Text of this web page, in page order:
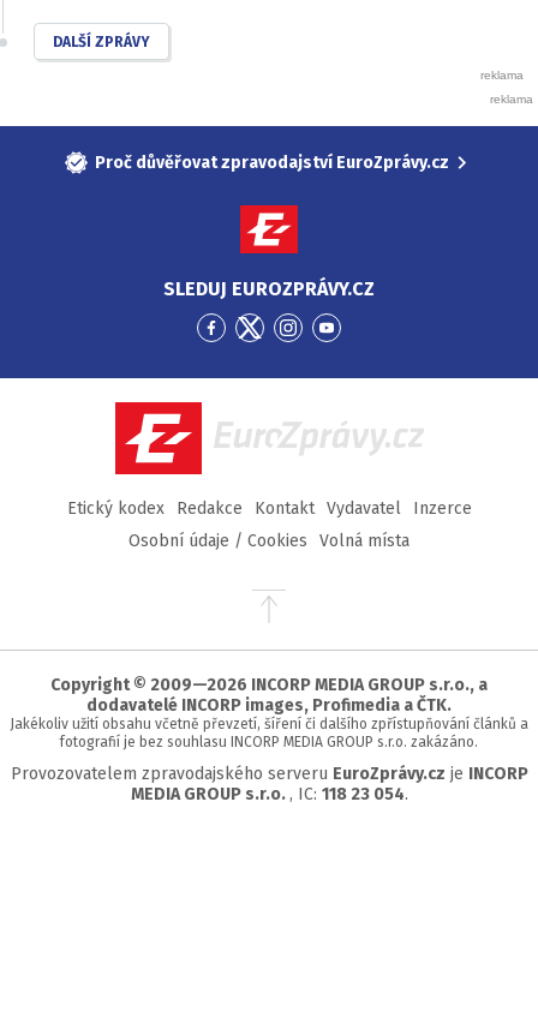
DALŠÍ ZPRÁVY
Proč důvěřovat zpravodajství EuroZprávy.cz
SLEDUJ EUROZPRÁVY.CZ
Přejít
Facebook
Přejít
Twitter
Přejít
Instagram
Přejít
YouTube
EuroZprávy.cz
Etický kodex Redakce Kontakt Vydavatel
Inzerce
Osobní údaje / Cookies
Volná místa
Přejít
stránky
Copyright © 2009—2026 INCORP MEDIA GROUP s.r.o., a
dodavatelé INCORP images, Profimedia a ČTK.
Jakékoliv užití obsahu včetně převzetí, šíření či dalšího zpřístupňování článků a
fotografií je bez souhlasu INCORP MEDIA GROUP s.r.o. zakázáno.
Provozovatelem zpravodajského serveru EuroZprávy.cz je INCORP
MEDIA GROUP s.r.o. , IC: 118 23 054.